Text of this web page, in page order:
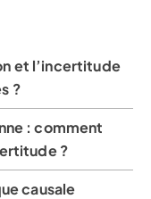
et l’incertitude
?
: comment
?
causale